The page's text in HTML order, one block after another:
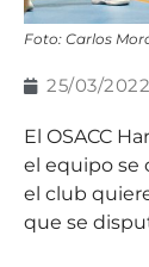
Foto: Carlos
25/03/2022
El OSACC
el equipo se
el club
que se